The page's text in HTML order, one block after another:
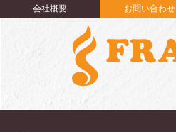
会社概要 お問い合わせ